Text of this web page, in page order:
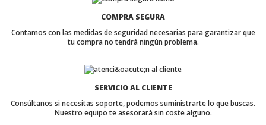
COMPRA SEGURA
Contamos con las medidas de seguridad necesarias para garantizar que
tu compra no tendrá ningún problema.
SERVICIO AL CLIENTE
Consúltanos si necesitas soporte, podemos suministrarte lo que buscas.
Nuestro equipo te asesorará sin coste alguno.